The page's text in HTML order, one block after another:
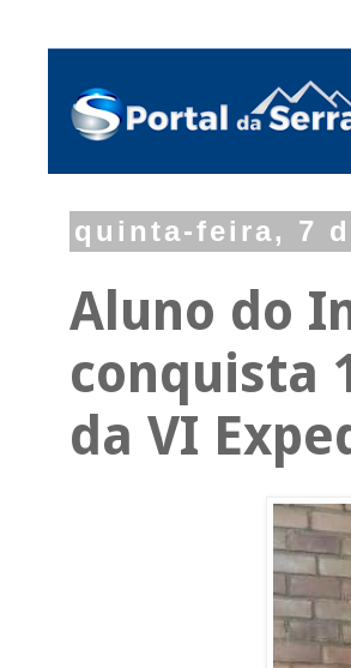
quinta-feira, 7
Aluno do
conquista
da VI